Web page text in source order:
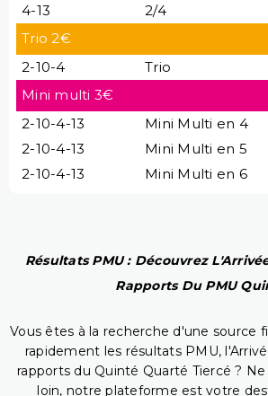
4-13
2/4
Trio 2€
2-10-4
Trio
Mini multi 3€
2-10-4-13
Mini Multi en 4
2-10-4-13
Mini Multi en 5
2-10-4-13
Mini Multi en 6
Résultats PMU : Découvrez
Rapports Du PMU
Vous êtes à la recherche d'une source
rapidement les résultats PMU,
rapports du Quinté Quarté Tiercé ?
loin, notre plateforme est votre